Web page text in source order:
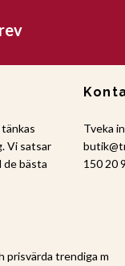
Vi satsar
de bästa
Tveka
150 20
prisvärda trendiga m